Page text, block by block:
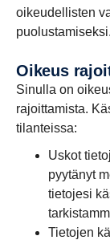
oikeudellisten
puolustamiseksi.
Oikeus
Sinulla on
rajoittamista.
tilanteissa:
Uskot
pyytänyt
tietojesi
Tietojen